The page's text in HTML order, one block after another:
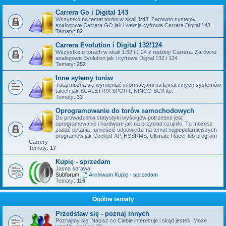
Carrera Go i Digital 143
Wszystko na temat torów w skali 1:43. Zarówno systemy
analogowe Carrera GO jak i wersja cyfrowa Carrera Digital 143.
Tematy: 82
Carrera Evolution i Digital 132/124
Wszystko o torach w skali 1:32 i 1:24 z rodziny Carrera. Zarówno
analogowe Evolution jak i cyfrowe Digital 132 i 124
Tematy: 252
Inne sytemy torów
Tutaj można się wymieniać informacjami na temat innych systemów
takich jak SCALETRIX SPORT, NINCO SCX itp.
Tematy: 33
Oprogramowanie do torów samochodowych
Do prowadzenia statystyki wyścigów potrzebne jest
oprogramowanie i hardware jak na przykład czujniki. Tu możesz
zadać pytania i umieścić odpowiedzi na temat najpopularniejszych
programów jak Cockpit-XP, HSSRMS, Ultimate Racer lub program
Carrery
Tematy: 17
Kupię - sprzedam
Jasna sprawa!
Subforum:
Archiwum Kupię - sprzedam
Tematy: 116
Ogólne tematy
Przedstaw się - poznaj innych
Poznajmy się! Napisz co Ciebie interesuje i skąd jesteś. Może